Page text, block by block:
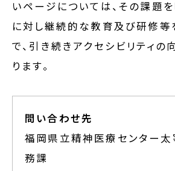
いページについては、その課題
に対し継続的な教育及び研修等
で、引き続きアクセシビリティの
ります。
問い合わせ先
福岡県立精神医療センター
務課